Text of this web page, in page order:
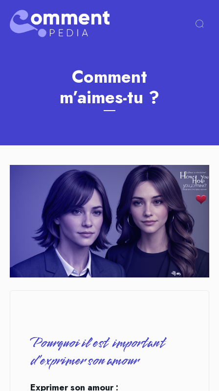
Comment
m’aimes-tu ?
Pourquoi il est important
d’exprimer son amour
Exprimer son amour :